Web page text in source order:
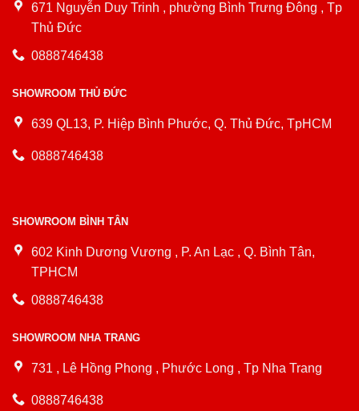
671 Nguyễn Duy Trinh , phường Bình Trưng Đông , Tp
Thủ Đức
0888746438
SHOWROOM THỦ ĐỨC
639 QL13, P. Hiệp Bình Phước, Q. Thủ Đức, TpHCM
0888746438
SHOWROOM BÌNH TÂN
602 Kinh Dương Vương , P. An Lạc , Q. Bình Tân,
TPHCM
0888746438
SHOWROOM NHA TRANG
731 , Lê Hồng Phong , Phước Long , Tp Nha Trang
0888746438